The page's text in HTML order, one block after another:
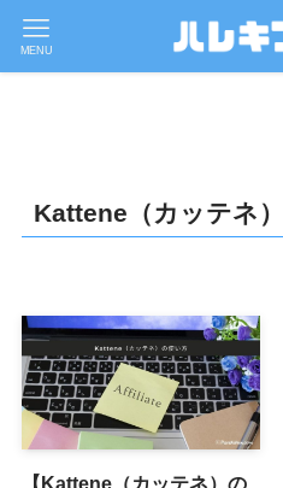
MENU
Kattene（カッテネ）
【Kattene（カッテネ）の